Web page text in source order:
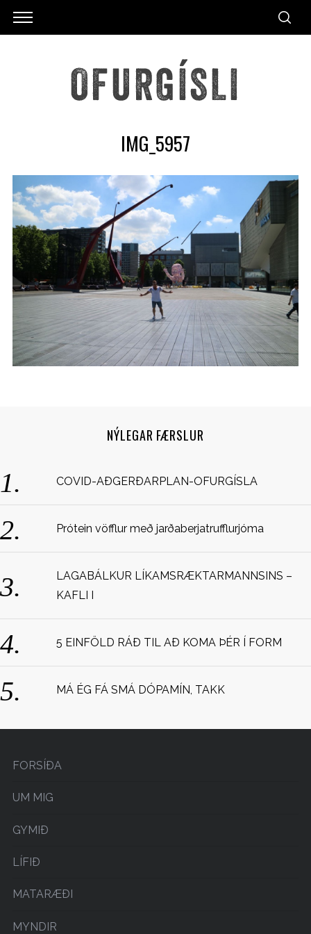
IMG_5957
NÝLEGAR FÆRSLUR
COVID-AÐGERÐARPLAN-OFURGÍSLA
Prótein vöfflur með jarðaberjatrufflurjóma
LAGABÁLKUR LÍKAMSRÆKTARMANNSINS –
KAFLI I
5 EINFÖLD RÁÐ TIL AÐ KOMA ÞÉR Í FORM
MÁ ÉG FÁ SMÁ DÓPAMÍN, TAKK
FORSÍÐA
UM MIG
GYMIÐ
LÍFIÐ
MATARÆÐI
MYNDIR
S
r
f
o
: